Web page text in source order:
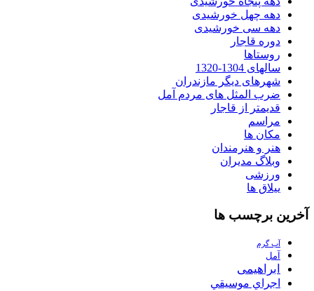
دهه چهل خورشیدی
دهه سی خورشیدی
دوره قاجار
روستاها
سالهای 1304-1320
شهرهای دیگر مازندران
ضرب المثل های مردم آمل
قدیمتر از قاجار
مراسم
مکان ها
هنر و هنرمندان
وبلاگ مدیران
ورزشی
ییلاق ها
آخرین برچسب ها
آب گرم
آمل
ابراهیمی
اجراي موسيقي